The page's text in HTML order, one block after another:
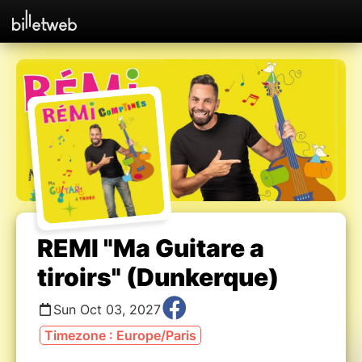
REMI "Ma Guitare a
tiroirs" (Dunkerque)
Sun Oct 03, 2027
Timezone : Europe/Paris